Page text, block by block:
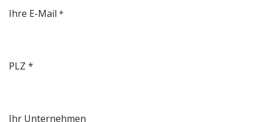
Ihre E-Mail *
PLZ *
Ihr Unternehmen